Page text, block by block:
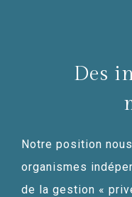
Des
Notre position
organismes
de la gestion «